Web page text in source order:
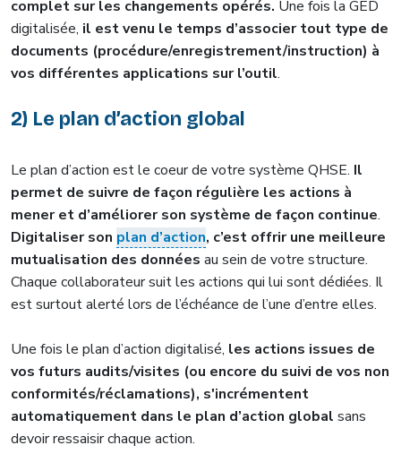
complet sur les changements opérés. Une fois la GED
digitalisée, il est venu le temps d’associer tout type de
documents (procédure/enregistrement/instruction) à
vos différentes applications sur l’outil.
2) Le plan d’action global
Le plan d’action est le coeur de votre système QHSE. Il
permet de suivre de façon régulière les actions à
mener et d’améliorer son système de façon continue.
Digitaliser son plan d’action, c’est offrir une meilleure
mutualisation des données au sein de votre structure.
Chaque collaborateur suit les actions qui lui sont dédiées. Il
est surtout alerté lors de l’échéance de l’une d’entre elles.
Une fois le plan d’action digitalisé, les actions issues de
vos futurs audits/visites (ou encore du suivi de vos non
conformités/réclamations), s'incrémentent
automatiquement dans le plan d’action global sans
devoir ressaisir chaque action.